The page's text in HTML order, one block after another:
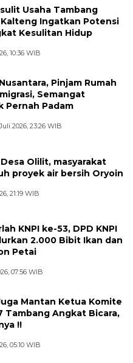
Usaha Tambang
Kalteng Ingatkan Potensi
Kesulitan Hidup
10:36 WIB
Pinjam Rumah
Semangat
Pernah Padam
2026, 23:26 WIB
Olilit, masyarakat
proyek air bersih Oryoin
21:19 WIB
KNPI ke-53, DPD KNPI
2.000 Bibit Ikan dan
Petai
07:56 WIB
Mantan Ketua Komite
Tambang Angkat Bicara,
!!
05:10 WIB